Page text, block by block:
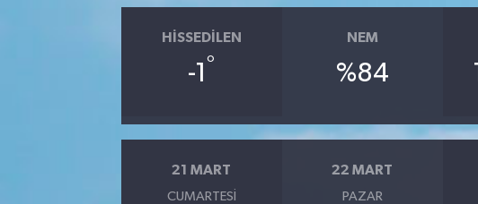
HISSEDILEN
-1 °
NEM
%84
21 MART
CUMARTESI
22 MART
PAZAR